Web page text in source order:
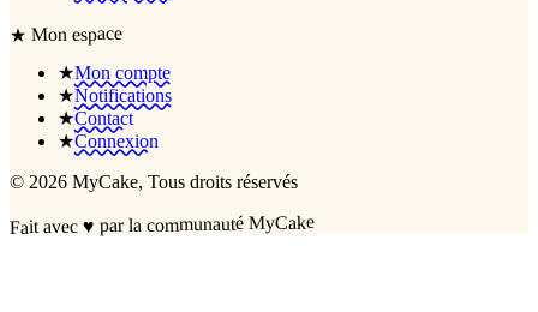
★Mon espace
★Mon compte
★Notifications
★Contact
★Connexion
© 2026 MyCake, Tous droits réservés
Fait avec♥ par la communauté MyCake